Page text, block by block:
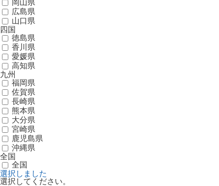
岡山県
広島県
山口県
四国
徳島県
香川県
愛媛県
高知県
九州
福岡県
佐賀県
長崎県
熊本県
大分県
宮崎県
鹿児島県
沖縄県
全国
全国
選択しました
選択してください。